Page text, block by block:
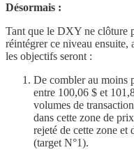
Désormais :
Tant que le DXY ne clôture
réintégrer ce niveau ensuite,
les objectifs seront :
De combler au moins
entre 100,06 $ et
volumes de
dans cette zone de
rejeté de cette zone et
(target N°1).